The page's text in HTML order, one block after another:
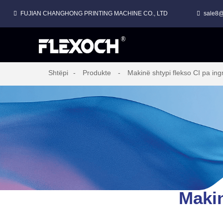
FUJIAN CHANGHONG PRINTING MACHINE CO., LTD
Shtëpi Produkte Makinë shtypi flekso CI pa